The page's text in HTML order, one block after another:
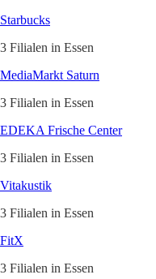
Starbucks
3 Filialen in Essen
MediaMarkt Saturn
3 Filialen in Essen
EDEKA Frische Center
3 Filialen in Essen
Vitakustik
3 Filialen in Essen
FitX
3 Filialen in Essen